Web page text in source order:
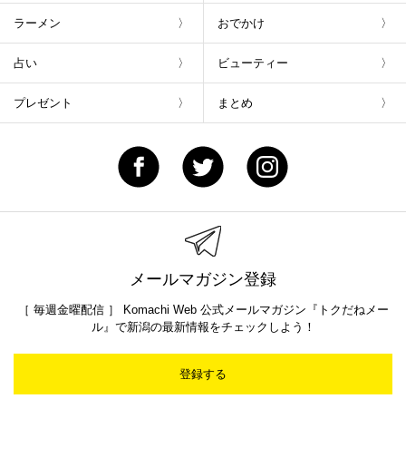
ラーメン おでかけ
占い ビューティー
プレゼント まとめ
メールマガジン登録
［ 毎週金曜配信 ］ Komachi Web 公式メールマガジン『トクだねメー
ル』で新潟の最新情報をチェックしよう！
登録する